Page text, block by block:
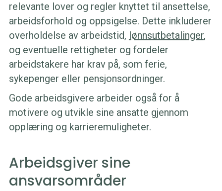
relevante lover og regler knyttet til ansettelse,
arbeidsforhold og oppsigelse. Dette inkluderer
overholdelse av arbeidstid, lønnsutbetalinger,
og eventuelle rettigheter og fordeler
arbeidstakere har krav på, som ferie,
sykepenger eller pensjonsordninger.
Gode arbeidsgivere arbeider også for å
motivere og utvikle sine ansatte gjennom
opplæring og karrieremuligheter.
Arbeidsgiver sine
ansvarsområder